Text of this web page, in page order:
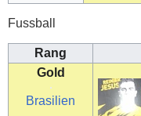
Fussball
Rang
Gold
Brasilien